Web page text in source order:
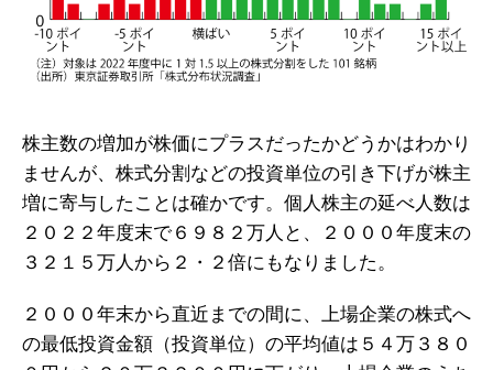
株主数の増加が株価にプラスだったかどうかはわかり
ませんが、株式分割などの投資単位の引き下げが株主
増に寄与したことは確かです。個人株主の延べ人数は
２０２２年度末で６９８２万人と、２０００年度末の
３２１５万人から２・２倍にもなりました。
２０００年末から直近までの間に、上場企業の株式へ
の最低投資金額（投資単位）の平均値は５４万３８０